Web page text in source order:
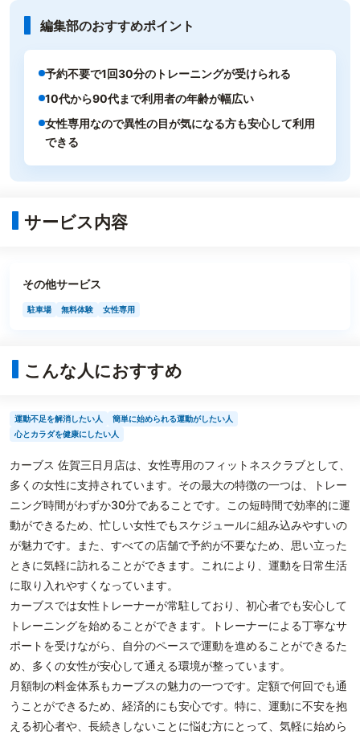
編集部のおすすめポイント
予約不要で1回30分のトレーニングが受けられる
10代から90代まで利用者の年齢が幅広い
女性専用なので異性の目が気になる方も安心して利用
できる
サービス内容
その他サービス
駐車場 無料体験 女性専用
こんな人におすすめ
運動不足を解消したい人
簡単に始められる運動がしたい人
心とカラダを健康にしたい人
カーブス 佐賀三日月店は、女性専用のフィットネスクラブとして、
多くの女性に支持されています。その最大の特徴の一つは、トレー
ニング時間がわずか30分であることです。この短時間で効率的に運
動ができるため、忙しい女性でもスケジュールに組み込みやすいの
が魅力です。また、すべての店舗で予約が不要なため、思い立った
ときに気軽に訪れることができます。これにより、運動を日常生活
に取り入れやすくなっています。
カーブスでは女性トレーナーが常駐しており、初心者でも安心して
トレーニングを始めることができます。トレーナーによる丁寧なサ
ポートを受けながら、自分のペースで運動を進めることができるた
め、多くの女性が安心して通える環境が整っています。
月額制の料金体系もカーブスの魅力の一つです。定額で何回でも通
うことができるため、経済的にも安心です。特に、運動に不安を抱
える初心者や、長続きしないことに悩む方にとって、気軽に始めら